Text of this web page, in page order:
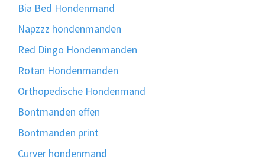
Bia Bed Hondenmand
Napzzz hondenmanden
Red Dingo Hondenmanden
Rotan Hondenmanden
Orthopedische Hondenmand
Bontmanden effen
Bontmanden print
Curver hondenmand